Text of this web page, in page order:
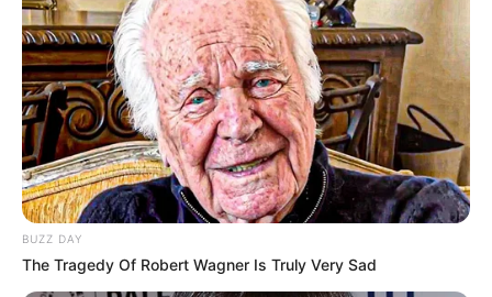
BUZZ DAY
The Tragedy Of Robert Wagner Is Truly Very Sad